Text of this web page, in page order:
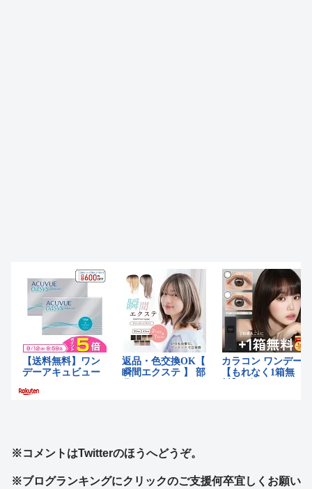
※コメントはTwitterのほうへどうぞ。
※ブログランキングにクリックのご支援何卒宜しくお願い